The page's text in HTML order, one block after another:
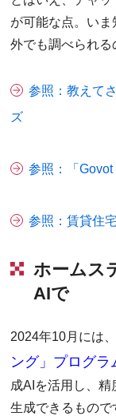
が可能な点。い
外でも調べられる
参照：教えて
ズ
参照：「
参照：賃貸住
ホームス
AIで
2024年10月には、
ング」プログラ
成AIを活用し、
生成できるもので